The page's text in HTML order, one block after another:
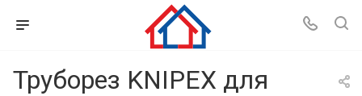
Труборез KNIPEX для